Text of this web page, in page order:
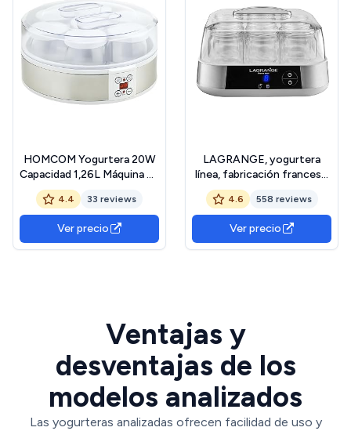
HOMCOM Yogurtera 20W
Capacidad 1,26L Máquina de
Yogur con 7 Tarros de
Cristal de 180 ml
Termostato Ajustable
Temporizador de 1-48
Horas y Pantalla LED
4.4 33 reviews
Ver precio
LAGRANGE, yogurtera
línea, fabricación francesa,
9 tarros de cristal, 1,5L,
programable, apagado
automático, señal sonora,
18 W, 459002
4.6 558 reviews
Ver precio
Ventajas y
desventajas de los
modelos analizados
Las yogurteras analizadas ofrecen facilidad de uso y